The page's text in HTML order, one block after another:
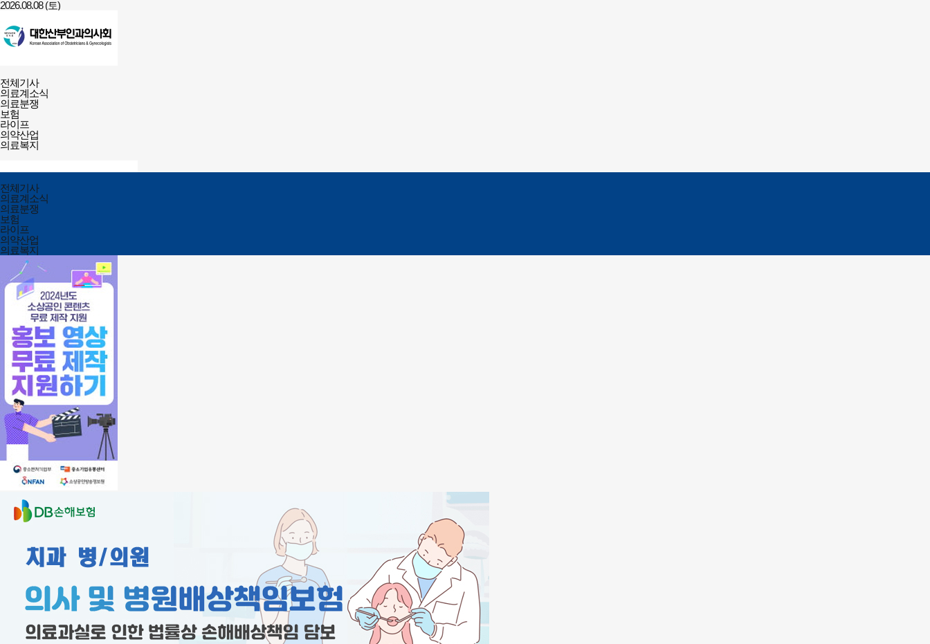
2026.08.08 (토)
필수의료배상보험
전체메뉴
열기/
닫기
전체기사
의료계소식
의료분쟁
보험
라이프
의약산업
의료복지
열기/
닫기
검색
전체메뉴
닫기
전체기사
의료계소식
의료분쟁
보험
라이프
의약산업
의료복지